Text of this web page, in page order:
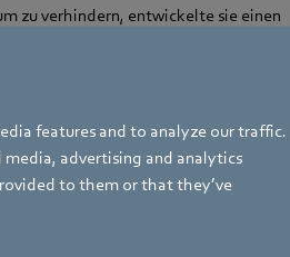
features and to analyze our traffic.
advertising and analytics
to them or that they’ve
zu verhindern, entwickelte sie einen
weiter:
eine induktiv geladene
mit Strom versorgt. So werden